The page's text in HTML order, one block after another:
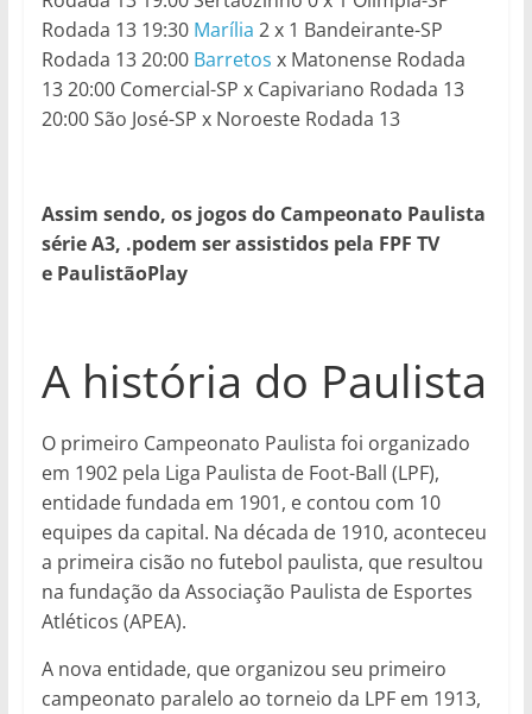
Rodada 13 19:30 Marília 2 x 1 Bandeirante-SP
Rodada 13 20:00 Barretos x Matonense Rodada
13 20:00 Comercial-SP x Capivariano Rodada 13
20:00 São José-SP x Noroeste Rodada 13
Assim sendo, os jogos do Campeonato Paulista
série A3, .podem ser assistidos pela FPF TV
e PaulistãoPlay
A história do Paulista
O primeiro Campeonato Paulista foi organizado
em 1902 pela Liga Paulista de Foot-Ball (LPF),
entidade fundada em 1901, e contou com 10
equipes da capital. Na década de 1910, aconteceu
a primeira cisão no futebol paulista, que resultou
na fundação da Associação Paulista de Esportes
Atléticos (APEA).
A nova entidade, que organizou seu primeiro
campeonato paralelo ao torneio da LPF em 1913,